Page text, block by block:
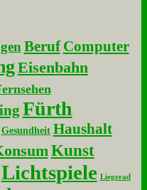
Beruf Computer
Eisenbahn
Fürth
Gesundheit Haushalt
Kunst
Lichtspiele Liegerad